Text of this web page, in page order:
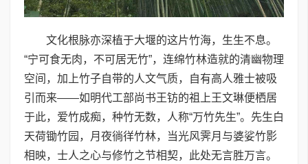
文化根脉亦深植于大堰的这片竹海，生生不息。
“宁可食无肉，不可居无竹”，连绵竹林造就的清幽物理
空间，加上竹子自带的人文气质，自有高人雅士被吸
引而来——如明代工部尚书王钫的祖上王文琳便栖居
于此，爱竹成痴，种竹无数，人称“万竹先生”。先生白
天荷锄竹园，月夜徜徉竹林，当光风霁月与婆娑竹影
相映，士人之心与修竹之节相契，此处无言胜万言。